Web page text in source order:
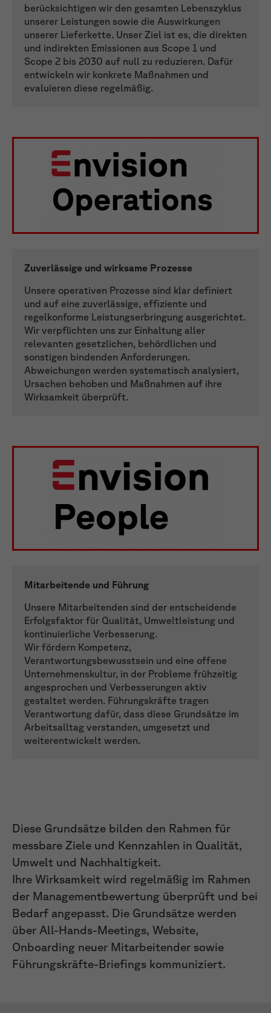
berücksichtigen wir den gesamten Lebenszyklus
unserer Leistungen sowie die Auswirkungen
unserer Lieferkette. Unser Ziel ist es, die direkten
und indirekten Emissionen aus Scope 1 und
Scope 2 bis 2030 auf null zu reduzieren. Dafür
entwickeln wir konkrete Maßnahmen und
evaluieren diese regelmäßig.
Zuverlässige und wirksame Prozesse
Unsere operativen Prozesse sind klar definiert
und auf eine zuverlässige, effiziente und
regelkonforme Leistungserbringung ausgerichtet.
Wir verpflichten uns zur Einhaltung aller
relevanten gesetzlichen, behördlichen und
sonstigen bindenden Anforderungen.
Abweichungen werden systematisch analysiert,
Ursachen behoben und Maßnahmen auf ihre
Wirksamkeit überprüft.
Mitarbeitende und Führung
Unsere Mitarbeitenden sind der entscheidende
Erfolgsfaktor für Qualität, Umweltleistung und
kontinuierliche Verbesserung.
Wir fördern Kompetenz,
Verantwortungsbewusstsein und eine offene
Unternehmenskultur, in der Probleme frühzeitig
angesprochen und Verbesserungen aktiv
gestaltet werden. Führungskräfte tragen
Verantwortung dafür, dass diese Grundsätze im
Arbeitsalltag verstanden, umgesetzt und
weiterentwickelt werden.
Diese Grundsätze bilden den Rahmen für
messbare Ziele und Kennzahlen in Qualität,
Umwelt und Nachhaltigkeit.
Ihre Wirksamkeit wird regelmäßig im Rahmen
der Managementbewertung überprüft und bei
Bedarf angepasst. Die Grundsätze werden
über All-Hands-Meetings, Website,
Onboarding neuer Mitarbeitender sowie
Führungskräfte-Briefings kommuniziert.